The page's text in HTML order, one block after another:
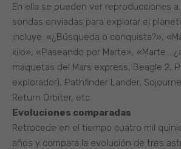
En ella se pueden ver reproducciones a
sondas enviadas para explorar el
incluye: «¿Búsqueda o conquista?»,
kilo», «Paseando por Marte», «Marte…
maquetas del Mars express, Beagle 2,
explorador), Pathfinder Lander,
Return Orbiter, etc.
Evoluciones comparadas
Retrocede en el tiempo cuatro mil
años y compara la evolución de tres